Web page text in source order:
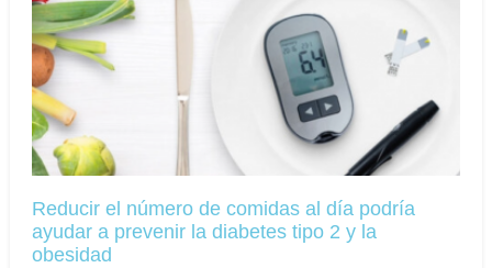
Reducir el número de comidas al día podría
ayudar a prevenir la diabetes tipo 2 y la
obesidad